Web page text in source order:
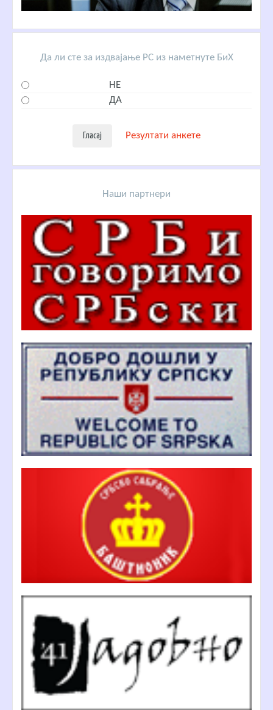
Да ли сте за издвајање РС из наметнуте БиХ
НЕ
ДА
Резултати анкете
Наши партнери